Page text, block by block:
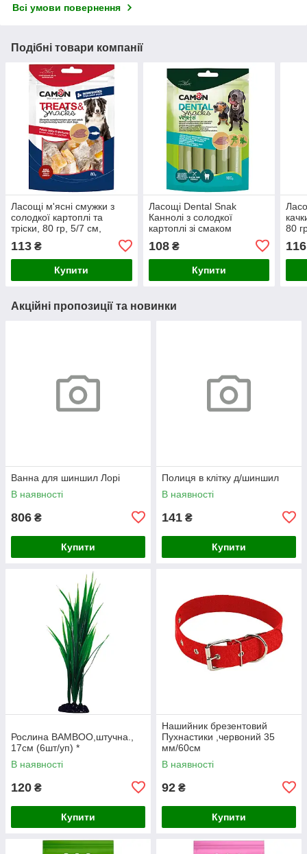
Всі умови повернення
Подібні товари компанії
Ласощі м'ясні смужки з
солодкої картоплі та
тріски, 80 гр, 5/7 см,
(флоупак) 14 упак./короб.
(ціна за упак)
113 ₴
Купити
Ласощі Dental Snak
Каннолі з солодкої
картоплі зі смаком
гр,12 см, (флоупак),14
упак./короб. (ціна за упак)
108₴
Купити
80
116
Акційні пропозиції та новинки
Ванна для шиншил Лорі
В наявності
806 ₴
Купити
Полиця в клітку д/шиншил
В наявності
141 ₴
Купити
Рослина BAMBOO,штучна.,
17см (6шт/уп) *
В наявності
120 ₴
Купити
Нашийник брезентовий
Пухнастики ,червоний 35
мм/60см
В наявності
92 ₴
Купити